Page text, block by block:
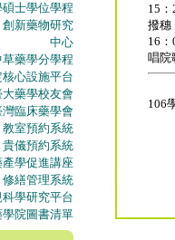
士學位學程
創新藥物研究
中心
草藥學分學程
心設施平台
大藥學校友會
灣臨床藥學會
教室預約系統
貴儀預約系統
學促進講座
修繕管理系統
學研究平台
學院圖書清單
15
撥穗
16：
唱院
106